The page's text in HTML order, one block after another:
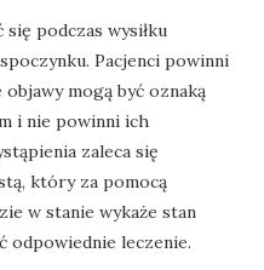
podczas wysiłku
Pacjenci powinni
mogą być oznaką
i nie powinni ich
zaleca się
który za pomocą
w stanie wykaże stan
odpowiednie leczenie.